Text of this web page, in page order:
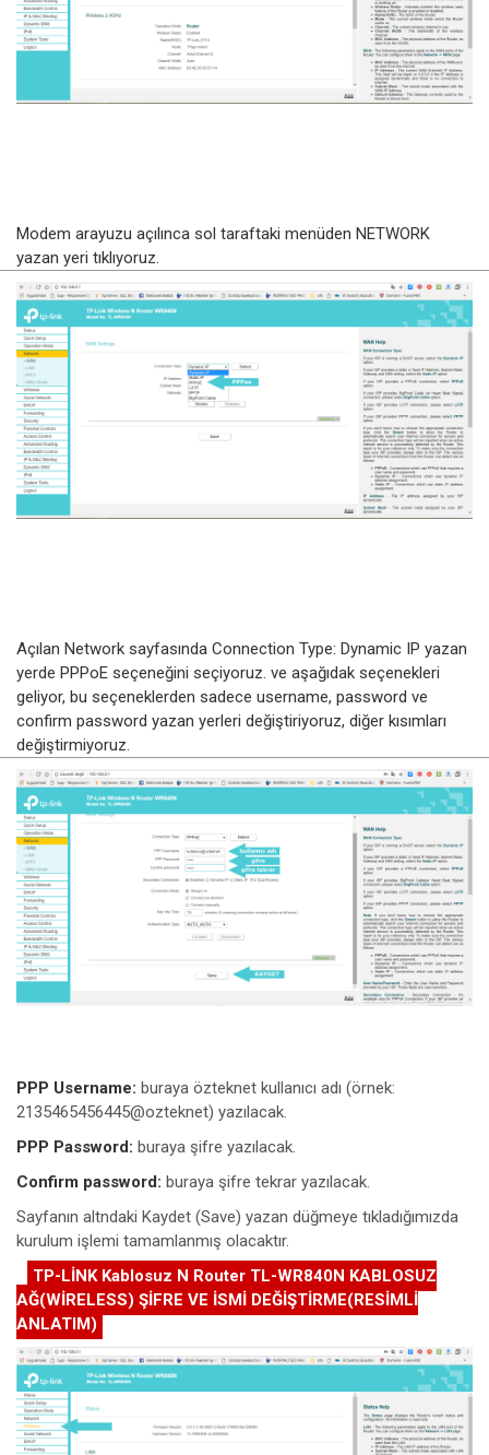
Modem arayuzu açılınca sol taraftaki menüden NETWORK
yazan yeri tıklıyoruz.
Açılan Network sayfasında Connection Type: Dynamic IP yazan
yerde PPPoE seçeneğini seçiyoruz. ve aşağıdak seçenekleri
geliyor, bu seçeneklerden sadece username, password ve
confirm password yazan yerleri değiştiriyoruz, diğer kısımları
değiştirmiyoruz.
PPP Username: buraya özteknet kullanıcı adı (örnek:
2135465456445@ozteknet) yazılacak.
PPP Password: buraya şifre yazılacak.
Confirm password: buraya şifre tekrar yazılacak.
Sayfanın altndaki Kaydet (Save) yazan düğmeye tıkladığımızda
kurulum işlemi tamamlanmış olacaktır.
TP-LİNK Kablosuz N Router TL-WR840N KABLOSUZ
AĞ(WİRELESS) ŞİFRE VE İSMİ DEĞİŞTİRME(RESİMLİ
ANLATIM)